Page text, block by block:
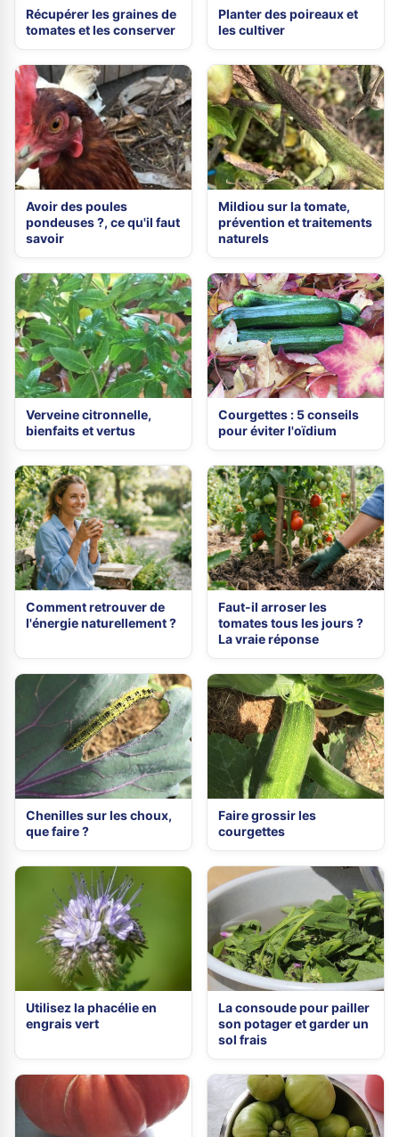
Récupérer les graines de
tomates et les conserver
Planter des poireaux et
les cultiver
Avoir des poules
pondeuses ?, ce qu'il faut
savoir
Mildiou sur la tomate,
prévention et traitements
naturels
Verveine citronnelle,
bienfaits et vertus
Courgettes : 5 conseils
pour éviter l'oïdium
Comment retrouver de
l'énergie naturellement ?
Faut-il arroser les
tomates tous les jours ?
La vraie réponse
Chenilles sur les choux,
que faire ?
Faire grossir les
courgettes
Utilisez la phacélie en
engrais vert
La consoude pour pailler
son potager et garder un
sol frais